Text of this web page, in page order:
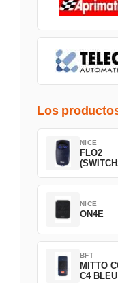
Los
NICE
FLO2
NICE
ON4E
BFT
MITTO
C4 BLEU